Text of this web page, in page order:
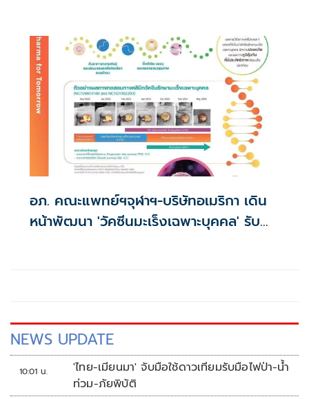
อภ. คณะแพทย์ฯจุฬาฯ-บริษัทอเมริกา เดิน
หน้าพัฒนา 'วัคซีนมะเร็งเฉพาะบุคคล' รับ
NEWS UPDATE
10:01 น.
'ไทย-เมียนมา' จับมือใช้ดาวเทียมรับมือไฟป่า-น้ำ
ท่วม-ภัยพิบัติ